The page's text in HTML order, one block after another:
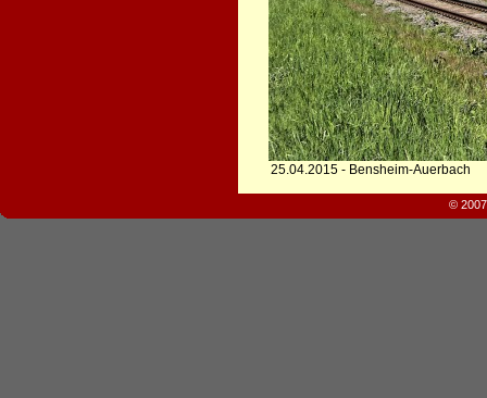
25.04.2015 - Bensheim-Auerbach
©